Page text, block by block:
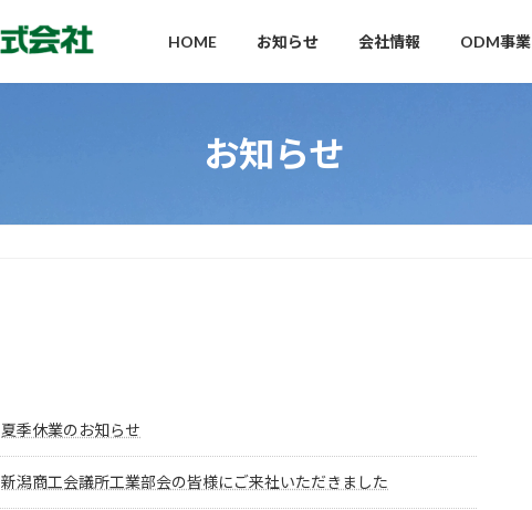
HOME お知らせ 会社情報 ODM事業
お知らせ
夏季休業のお知らせ
新潟商工会議所工業部会の皆様にご来社いただきました